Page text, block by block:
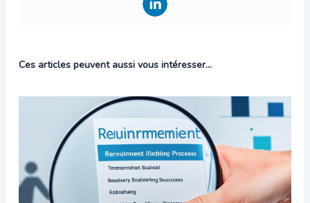
Ces articles peuvent aussi vous intéresser...